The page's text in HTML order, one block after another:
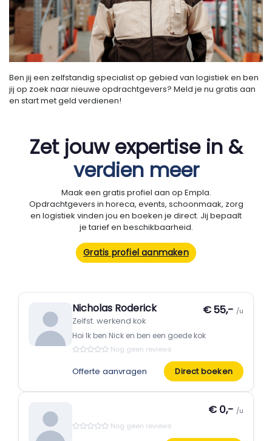
Ben jij een zelfstandig specialist op gebied van logistiek en ben
jij op zoek naar nieuwe opdrachtgevers? Meld je nu gratis aan
en start met geld verdienen!
Zet jouw expertise in &
verdien meer
Maak een gratis profiel aan op Empla.
Opdrachtgevers in horeca, events, schoonmaak, zorg
en logistiek vinden jou en boeken je direct. Jij bepaalt
je tarief en beschikbaarheid.
Gratis profiel aanmaken
Nicholas Roderick
Zelfst. werkend kok
€ 55,- /u
Hoi Ik ben Nick en ben een goede kok
Nog geen reviews
Offerte aanvragen Direct boeken
€ 0,- /u
Nog geen reviews